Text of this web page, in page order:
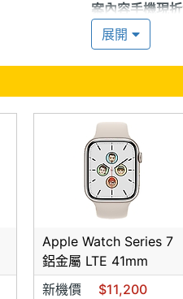
案內容手機現
購任何配件＊
保證原廠公司
現場貨物流通
＊＊來店(電)請
閱此公開揭露
＊ 此網路上的
※※※※※※購買前
標者不接受此
※※※※※※手機價
要以現場價格
※※※※※※凡下
展開
Apple Watch Series 7
鋁金屬 LTE 41mm
新機價
$11,200